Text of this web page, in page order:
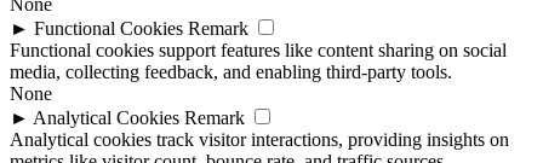
► Functional Cookies Remark
Functional cookies support features like content sharing on social
media, collecting feedback, and enabling third-party tools.
None
► Analytical Cookies Remark
Analytical cookies track visitor interactions, providing insights on